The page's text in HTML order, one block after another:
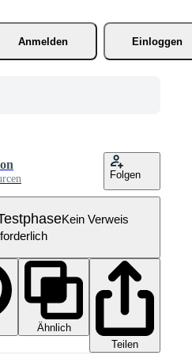
Anmelden
Einloggen
Folgen
Kein Verweis
Ähnlich
Teilen